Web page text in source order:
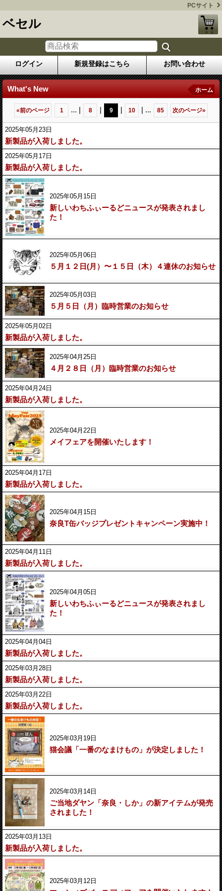
PCサイト
ベセル
ログイン 新規登録はこちら お問い合わせ
What's New ホーム
«前のページ 1 ... | 8 | 9 | 10 | ... 85 次のページ»
2025年05月23日
新製品が入荷しました。
2025年05月17日
新製品が入荷しました。
2025年05月15日
新しいわちふぃーるどニュースが発表されまし
た！
2025年05月06日
５月１２日(月）〜１５日（木）４連休のお知らせ
2025年05月03日
５月５日（月）臨時営業のお知らせ
2025年05月02日
新製品が入荷しました。
2025年04月25日
４月２８日（月）臨時営業のお知らせ
2025年04月24日
新製品が入荷しました。
2025年04月22日
メイフェアを開催いたします！
2025年04月17日
新製品が入荷しました。
2025年04月15日
奈良T缶バッジプレゼントキャンペーン実施中！
2025年04月11日
新製品が入荷しました。
2025年04月05日
新しいわちふぃーるどニュースが発表されまし
た！
2025年04月04日
新製品が入荷しました。
2025年03月28日
新製品が入荷しました。
2025年03月22日
新製品が入荷しました。
2025年03月19日
猫会議「一番のなまけもの」が決定しました！
2025年03月14日
ご当地ダヤン「奈良・しか」の新アイテムが発売
されました！
2025年03月13日
新製品が入荷しました。
2025年03月12日